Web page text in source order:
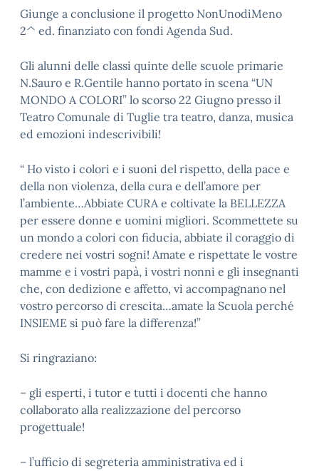
Giunge a conclusione il progetto NonUnodiMeno
2^ ed. finanziato con fondi Agenda Sud.
Gli alunni delle classi quinte delle scuole primarie
N.Sauro e R.Gentile hanno portato in scena “UN
MONDO A COLORI” lo scorso 22 Giugno presso il
Teatro Comunale di Tuglie tra teatro, danza, musica
ed emozioni indescrivibili!
“ Ho visto i colori e i suoni del rispetto, della pace e
della non violenza, della cura e dell’amore per
l’ambiente…Abbiate CURA e coltivate la BELLEZZA
per essere donne e uomini migliori. Scommettete su
un mondo a colori con fiducia, abbiate il coraggio di
credere nei vostri sogni! Amate e rispettate le vostre
mamme e i vostri papà, i vostri nonni e gli insegnanti
che, con dedizione e affetto, vi accompagnano nel
vostro percorso di crescita…amate la Scuola perché
INSIEME si può fare la differenza!”
Si ringraziano:
– gli esperti, i tutor e tutti i docenti che hanno
collaborato alla realizzazione del percorso
progettuale!
– l’ufficio di segreteria amministrativa ed i